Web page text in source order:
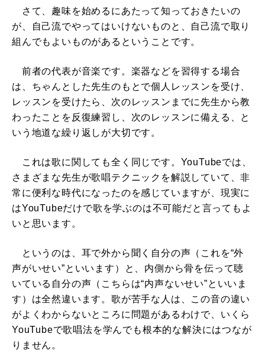
さて、趣味を始めるにあたって知っておきたいの
が、自己流でやってはいけないものと、自己流で取り
組んでもよいものがあるということです。
前者の代表が音楽です。楽器などを習得する場合
は、ちゃんとした先生のもとで個人レッスンを受け、
レッスンを受けたら、次のレッスンまでに先生から教
わったことを反復練習し、次のレッスンに備える、と
いう地道な繰り返しが大切です。
これは歌に関しても全く同じです。YouTubeでは、
さまざまな先生が歌唱テクニックを解説していて、非
常に便利な時代になったのを感じていますが、現実に
はYouTubeだけで歌を学ぶのは不可能だと言ってもよ
いと思います。
というのは、耳で外から聞く自分の声（これを“外
声がいせい”といいます）と、内側から骨を伝って聴
いている自分の声（こちらは“内声ないせい”といいま
す）は全然違います。歌が苦手な人は、この音の違い
がよくわからないところに問題があるわけで、いくら
YouTubeで歌唱法を学んでも根本的な解決にはつなが
りません。